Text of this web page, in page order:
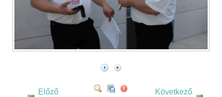
Előző
Következő